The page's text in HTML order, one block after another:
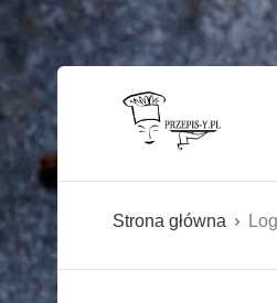
Strona główna